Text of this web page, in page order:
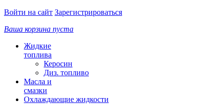
Войти на сайт Зарегистрироваться
Ваша корзина пуста
Жидкие
топлива
Керосин
Диз. топливо
Масла и
смазки
Охлаждающие жидкости